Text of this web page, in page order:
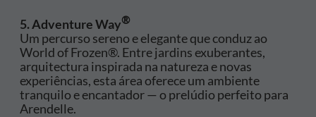
5. Adventure Way®
Um percurso sereno e elegante que conduz ao
World of Frozen®. Entre jardins exuberantes,
arquitectura inspirada na natureza e novas
experiências, esta área oferece um ambiente
tranquilo e encantador — o prelúdio perfeito para
Arendelle.